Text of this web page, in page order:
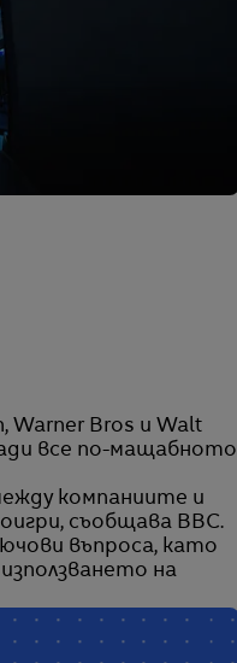
все по-мащабното
компаниите и
съобщава BBC.
въпроса, като
на